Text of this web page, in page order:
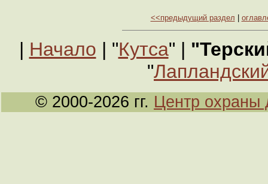
<<предыдущий раздел
| Начало | "Кутса" |
"
© 2000-2026 гг. Центр охраны